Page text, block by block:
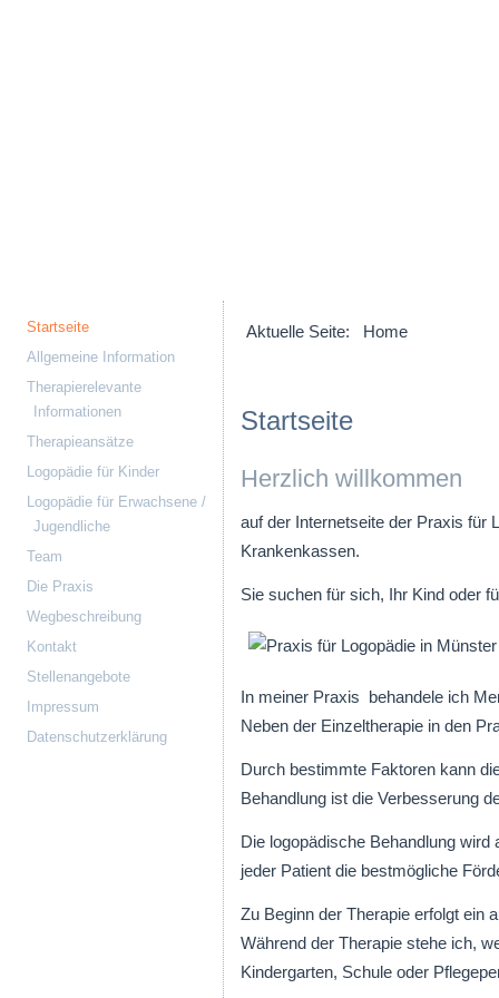
Startseite
Allgemeine Information
Therapierelevante
Informationen
Therapieansätze
Logopädie für Kinder
Logopädie für Erwachsene /
Jugendliche
Team
Die Praxis
Wegbeschreibung
Kontakt
Stellenangebote
Impressum
Datenschutzerklärung
Aktuelle Seite: Home
Startseite
Herzlich willkommen
auf der Internetseite der Praxis für
Krankenkassen.
Sie suchen für sich, Ihr Kind oder
In meiner Praxis behandele ich
Neben der Einzeltherapie in den
Durch bestimmte Faktoren kann
Behandlung ist die Verbesserung
Die logopädische Behandlung
jeder Patient die bestmögliche
Zu Beginn der Therapie erfolgt ein
Während der Therapie stehe ich,
Kindergarten, Schule oder